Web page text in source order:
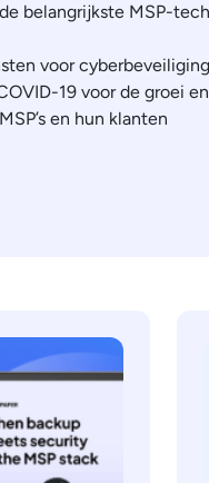
belangrijkste MSP-
voor
19 voor de groei
en hun klanten